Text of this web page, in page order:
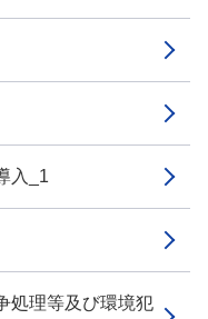
入_1
処理等及び環境犯